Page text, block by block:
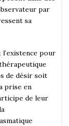
par
sa
pour
de désir soit
prise en
de leur